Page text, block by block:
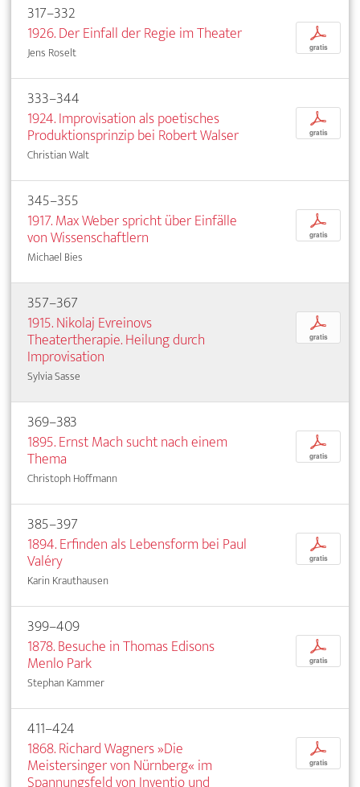
317–332
1926. Der Einfall der Regie im Theater
Jens Roselt
p
gratis
333–344
1924. Improvisation als poetisches
Produktionsprinzip bei Robert Walser
Christian Walt
p
gratis
345–355
1917. Max Weber spricht über Einfälle
von Wissenschaftlern
Michael Bies
p
gratis
357–367
1915. Nikolaj Evreinovs
Theatertherapie. Heilung durch
Improvisation
Sylvia Sasse
p
gratis
369–383
1895. Ernst Mach sucht nach einem
Thema
Christoph Hoffmann
p
gratis
385–397
1894. Erfinden als Lebensform bei Paul
Valéry
Karin Krauthausen
p
gratis
399–409
1878. Besuche in Thomas Edisons
Menlo Park
Stephan Kammer
p
gratis
411–424
1868. Richard Wagners »Die
Meistersinger von Nürnberg« im
p
gratis